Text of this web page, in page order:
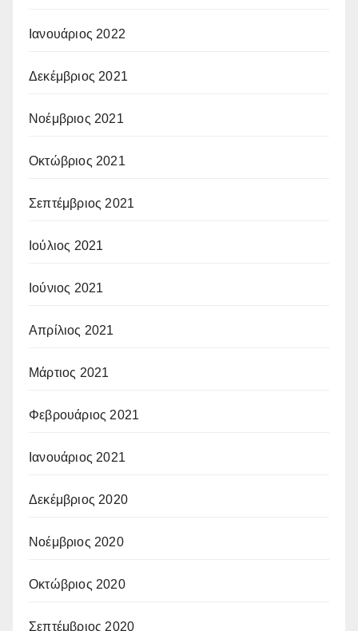
Ιανουάριος 2022
Δεκέμβριος 2021
Νοέμβριος 2021
Οκτώβριος 2021
Σεπτέμβριος 2021
Ιούλιος 2021
Ιούνιος 2021
Απρίλιος 2021
Μάρτιος 2021
Φεβρουάριος 2021
Ιανουάριος 2021
Δεκέμβριος 2020
Νοέμβριος 2020
Οκτώβριος 2020
Σεπτέμβριος 2020